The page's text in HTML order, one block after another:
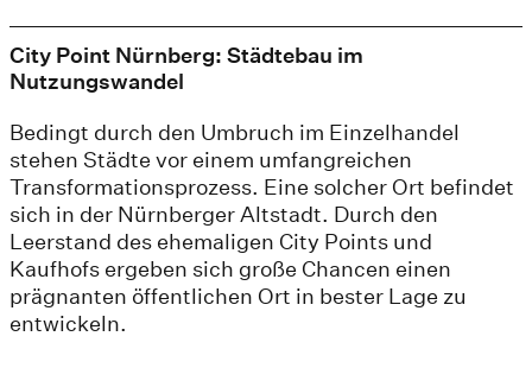
City Point Nürnberg: Städtebau im
Nutzungswandel
Bedingt durch den Umbruch im Einzelhandel
stehen Städte vor einem umfangreichen
Transformationsprozess. Eine solcher Ort befindet
sich in der Nürnberger Altstadt. Durch den
Leerstand des ehemaligen City Points und
Kaufhofs ergeben sich große Chancen einen
prägnanten öffentlichen Ort in bester Lage zu
entwickeln.